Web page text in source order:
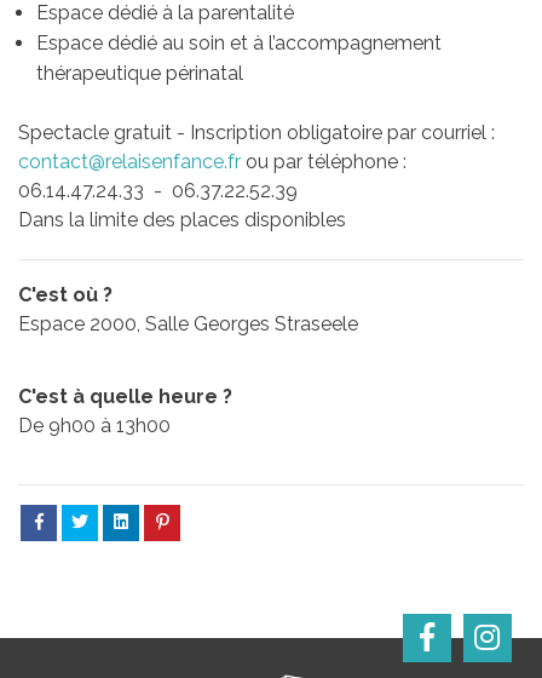
Espace dédié à la parentalité
Espace dédié au soin et à l’accompagnement
thérapeutique périnatal
Spectacle gratuit - Inscription obligatoire par courriel :
contact@relaisenfance.fr ou par téléphone :
06.14.47.24.33 - 06.37.22.52.39
Dans la limite des places disponibles
C'est où ?
Espace 2000, Salle Georges Straseele
C'est à quelle heure ?
De 9h00 à 13h00